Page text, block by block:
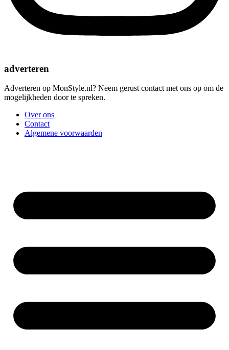
adverteren
Adverteren op MonStyle.nl? Neem gerust contact met ons op om de
mogelijkheden door te spreken.
Over ons
Contact
Algemene voorwaarden